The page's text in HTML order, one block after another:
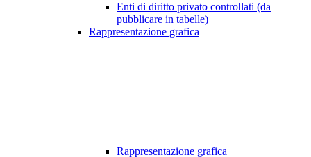
Enti di diritto privato controllati (da
pubblicare in tabelle)
Rappresentazione grafica
Rappresentazione grafica